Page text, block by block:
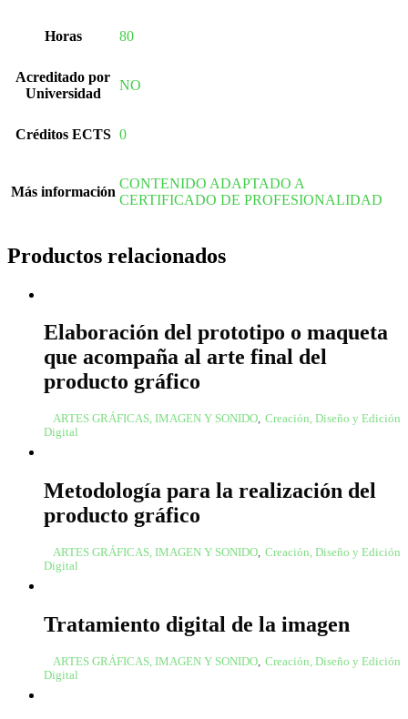
Horas 80
Acreditado por
Universidad
NO
Créditos ECTS 0
Más información
CONTENIDO ADAPTADO A
CERTIFICADO DE PROFESIONALIDAD
Productos relacionados
Elaboración del prototipo o maqueta
que acompaña al arte final del
producto gráfico
ARTES GRÁFICAS, IMAGEN Y SONIDO, Creación, Diseño y Edición
Digital
Metodología para la realización del
producto gráfico
ARTES GRÁFICAS, IMAGEN Y SONIDO, Creación, Diseño y Edición
Digital
Tratamiento digital de la imagen
ARTES GRÁFICAS, IMAGEN Y SONIDO, Creación, Diseño y Edición
Digital